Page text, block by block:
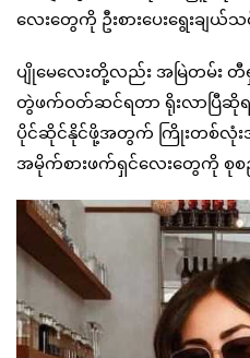
လေးတွေကို ဦးစားပေးရွေးချယ်
ပျိုမေလေးတို့လည်း အမြဲတမ်း တီ
တွဲဖက်ဝတ်ဆင်ရတာ ရိုးလာပြီဆို
ပိုင်ဆိုင်နိုင်ဖို့အတွက် ကြိုးတစ်လုံ
အမိုက်စားဖက်ရှင်လေးတွေကို စုစ